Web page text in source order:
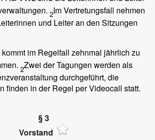
2Im Vertretungsfall nehmen
und Leiter an den Sitzungen
im Regelfall zehnmal jährlich zu
2Zwei der Tagungen werden als
durchgeführt, die
finden in der Regel per Videocall statt.
§ 3
Vorstand